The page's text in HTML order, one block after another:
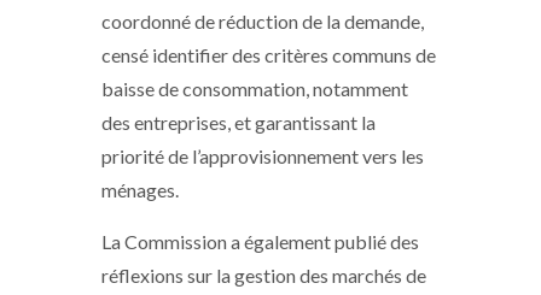
coordonné de réduction de la demande,
censé identifier des critères communs de
baisse de consommation, notamment
des entreprises, et garantissant la
priorité de l’approvisionnement vers les
ménages.
La Commission a également publié des
réflexions sur la gestion des marchés de